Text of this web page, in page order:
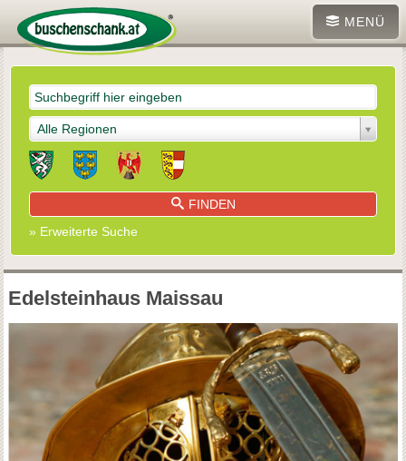
MENÜ
Alle Regionen
FINDEN
» Erweiterte Suche
Edelsteinhaus Maissau